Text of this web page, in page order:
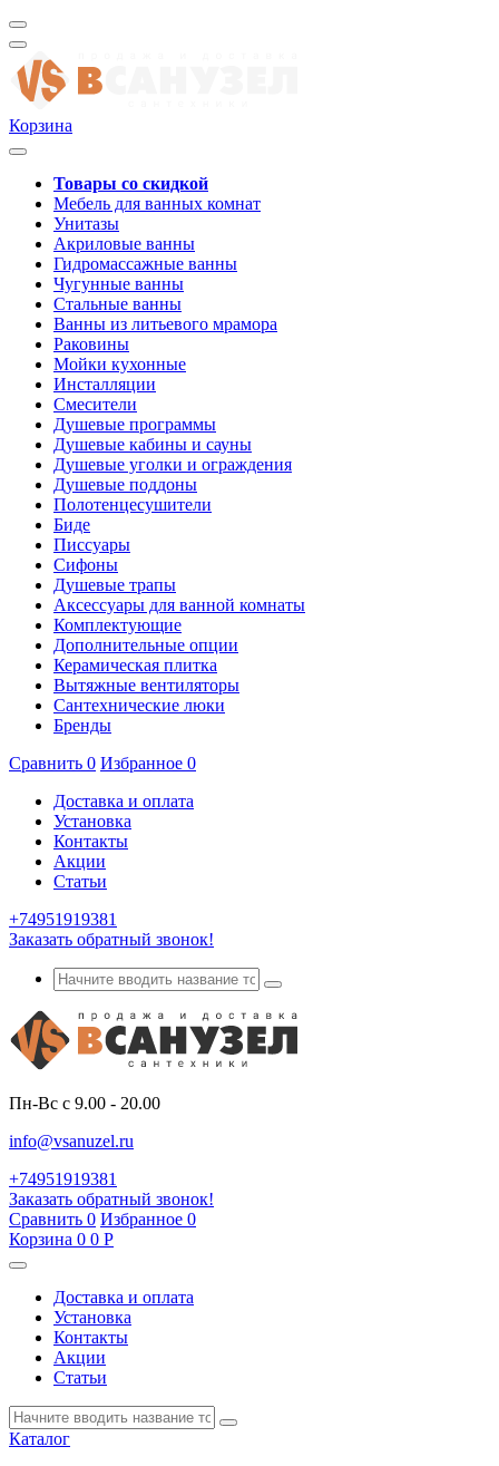
Корзина
Товары со скидкой
Мебель для ванных комнат
Унитазы
Акриловые ванны
Гидромассажные ванны
Чугунные ванны
Стальные ванны
Ванны из литьевого мрамора
Раковины
Мойки кухонные
Инсталляции
Смесители
Душевые программы
Душевые кабины и сауны
Душевые уголки и ограждения
Душевые поддоны
Полотенцесушители
Биде
Писсуары
Сифоны
Душевые трапы
Аксессуары для ванной комнаты
Комплектующие
Дополнительные опции
Керамическая плитка
Вытяжные вентиляторы
Сантехнические люки
Бренды
Сравнить 0 Избранное 0
Доставка и оплата
Установка
Контакты
Акции
Статьи
+74951919381
Заказать обратный звонок!
Пн-Вс с 9.00 - 20.00
info@vsanuzel.ru
+74951919381
Заказать обратный звонок!
Сравнить 0 Избранное 0
Корзина 0 0 Р
Доставка и оплата
Установка
Контакты
Акции
Статьи
Каталог